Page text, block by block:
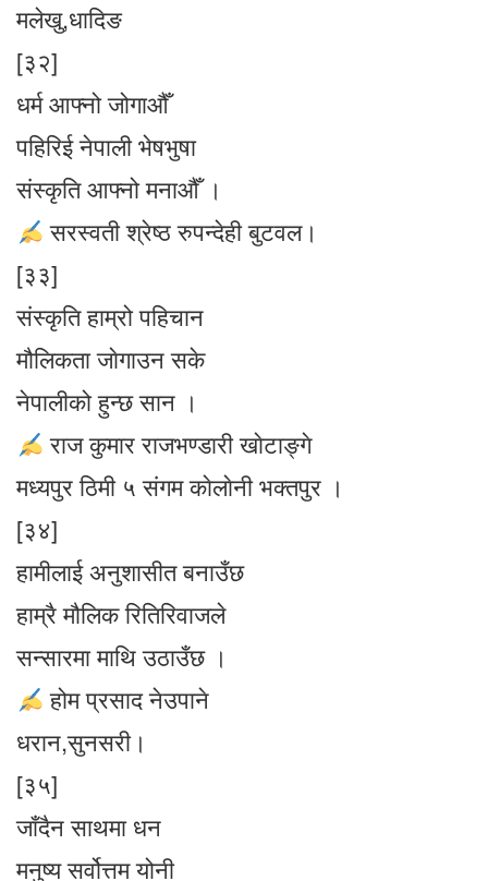
मलेखु,धादिङ
[३२]
धर्म आफ्नो जोगाऔँ
पहिरिई नेपाली भेषभुषा
संस्कृति आफ्नो मनाऔँ ।
सरस्वती श्रेष्ठ रुपन्देही बुटवल।
[३३]
संस्कृति हाम्रो पहिचान
मौलिकता जाेगाउन सके
नेपालीको हुन्छ सान ।
राज कुमार राजभण्डारी खाेटाङ्गे
मध्यपुर ठिमी ५ संगम काेलाेनी भक्तपुर ।
[३४]
हामीलाई अनुशासीत बनाउँछ
हाम्रै मौलिक रितिरिवाजले
सन्सारमा माथि उठाउँछ ।
होम प्रसाद नेउपाने
धरान,सुनसरी।
[३५]
जाँदैन साथमा धन
मनुष्य सर्वोत्तम योनी